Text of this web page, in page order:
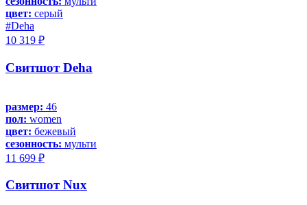
цвет: серый
#Deha
10 319 ₽
Свитшот Deha
размер: 46
пол: women
цвет: бежевый
сезонность: мульти
11 699 ₽
Свитшот Nux